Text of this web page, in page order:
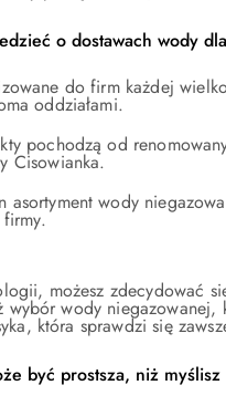
o dostawach wody
do firm każdej
oddziałami.
pochodzą od
Cisowianka.
asortyment wody
możesz zdecydować
wybór wody
która sprawdzi się
być prostsza, niż myślisz